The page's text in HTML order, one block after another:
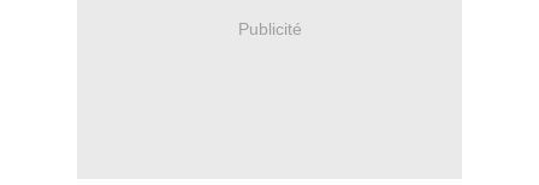
Publicité